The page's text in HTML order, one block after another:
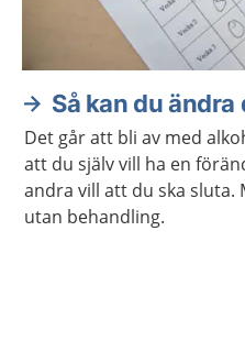
Så kan du
Det går att bli av med
att du själv vill ha en
andra vill att du ska sluta.
utan behandling.